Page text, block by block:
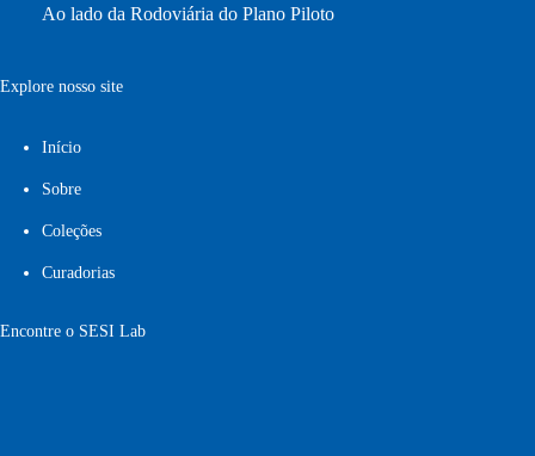
Ao lado da Rodoviária do Plano Piloto
Explore nosso site
Início
Sobre
Coleções
Curadorias
Encontre o SESI Lab